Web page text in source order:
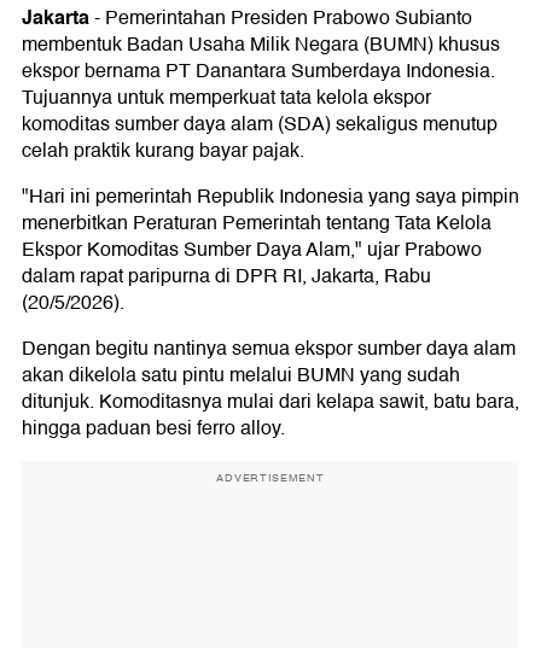
Jakarta-Pemerintahan Presiden Prabowo Subianto
membentuk Badan Usaha Milik Negara (BUMN) khusus
ekspor bernama PT Danantara Sumberdaya Indonesia.
Tujuannya untuk memperkuat tata kelola ekspor
komoditas sumber daya alam (SDA) sekaligus menutup
celah praktik kurang bayar pajak.
"Hari ini pemerintah Republik Indonesia yang saya pimpin
menerbitkan Peraturan Pemerintah tentang Tata Kelola
Ekspor Komoditas Sumber Daya Alam," ujar Prabowo
dalam rapat paripurna di DPR RI, Jakarta, Rabu
(20/5/2026).
Dengan begitu nantinya semua ekspor sumber daya alam
akan dikelola satu pintu melalui BUMN yang sudah
ditunjuk. Komoditasnya mulai dari kelapa sawit, batu bara,
hingga paduan besi ferro alloy.
ADVERTISEMENT